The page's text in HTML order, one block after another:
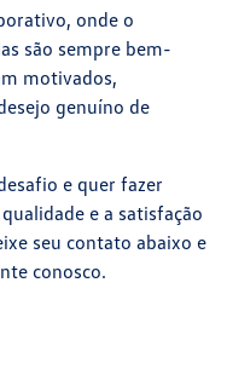
onde o
são sempre bem-
motivados,
genuíno de
e quer fazer
e a satisfação
seu contato abaixo e
conosco.